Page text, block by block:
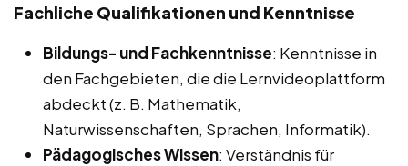
Fachliche Qualifikationen und Kenntnisse
Bildungs- und Fachkenntnisse: Kenntnisse in
den Fachgebieten, die die Lernvideoplattform
abdeckt (z. B. Mathematik,
Naturwissenschaften, Sprachen, Informatik).
Pädagogisches Wissen: Verständnis für